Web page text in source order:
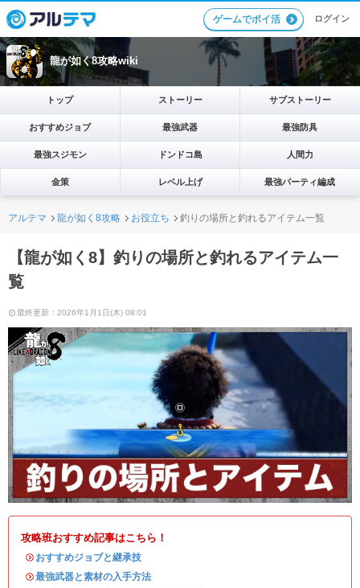
ゲームでポイ活 ログイン
龍が如く8攻略wiki
トップ ストーリー サブストーリー
おすすめジョブ 最強武器 最強防具
最強スジモン ドンドコ島 人間力
金策 レベル上げ 最強パーティ編成
アルテマ 龍が如く8攻略 お役立ち 釣りの場所と釣れるアイテム一覧
【龍が如く8】釣りの場所と釣れるアイテム一
覧
最終更新：2026年1月1日(木) 08:01
攻略班おすすめ記事はこちら！
・ おすすめジョブと継承技
・最強武器と素材の入手方法